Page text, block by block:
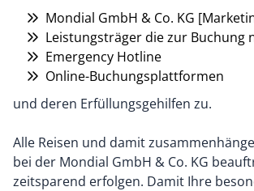
Mondial GmbH & Co. KG
Leistungsträger die zur Buchung
Emergency Hotline
Online-Buchungsplattformen
und deren Erfüllungsgehilfen zu.
Alle Reisen und damit
bei der Mondial GmbH & Co. KG
zeitsparend erfolgen. Damit Ihre